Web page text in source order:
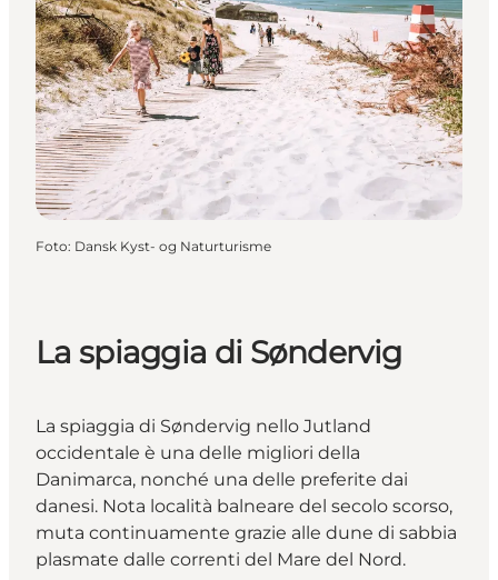
Foto: Dansk Kyst- og Naturturisme
La spiaggia di Søndervig
La spiaggia di Søndervig nello Jutland
occidentale è una delle migliori della
Danimarca, nonché una delle preferite dai
danesi. Nota località balneare del secolo scorso,
muta continuamente grazie alle dune di sabbia
plasmate dalle correnti del Mare del Nord.